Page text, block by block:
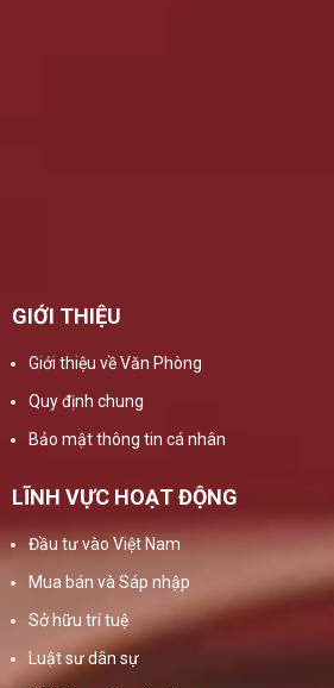
GIỚI THIỆU
Giới thiệu về Văn Phòng
Quy định chung
Bảo mật thông tin cá nhân
LĨNH VỰC HOẠT ĐỘNG
Đầu tư vào Việt Nam
Mua bán và Sáp nhập
Sở hữu trí tuệ
Luật sư dân sự